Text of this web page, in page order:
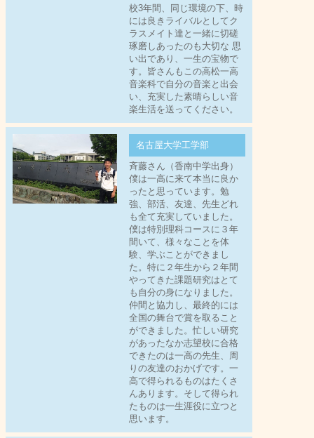
校3年間、同じ環境の下、時
には良きライバルとしてク
ラスメイト達と一緒に切磋
琢磨しあったのも大切な 思
い出であり、一生の宝物で
す。皆さんもこの高松一高
音楽科で自分の音楽と出会
い、充実した素晴らしい音
楽生活を送ってください。
名古屋大学工学部
斉藤さん（香南中学出身）
僕は一高に来て本当に良か
ったと思っています。勉
強、部活、友達、先生どれ
も全て充実していました。
僕は特別理科コースに３年
間いて、様々なことを体
験、学ぶことができまし
た。特に２年生から２年間
やってきた課題研究はとて
も自分の身になりました。
仲間と協力し、最終的には
全国の舞台で賞を取ること
ができました。忙しい研究
があったなか志望校に合格
できたのは一高の先生、周
りの友達のおかげです。一
高で得られるものはたくさ
んあります。そして得られ
たものは一生涯役に立つと
思います。